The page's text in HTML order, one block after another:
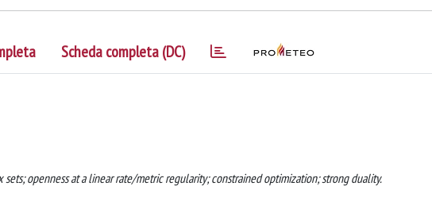
Scheda completa (DC)
openness at a linear rate/metric regularity; constrained optimization; strong duality.